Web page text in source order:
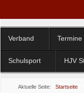
Verband Termine
Schulsport HJV
Aktuelle Seite: Startseite